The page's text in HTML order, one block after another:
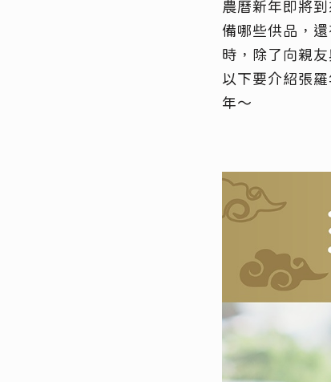
農曆新年即將
備哪些供品，
時，除了向親
以下要介紹張
年～